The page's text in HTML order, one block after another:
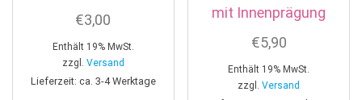
€3,00
Enthält 19% MwSt.
zzgl. Versand
Lieferzeit: ca. 3-4 Werktage
mit Innenprägung
€5,90
Enthält 19% MwSt.
zzgl.Versand